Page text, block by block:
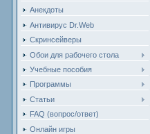
Анекдоты
Антивирус Dr.Web
Скринсейверы
Обои для рабочего стола
Учебные пособия
Программы
Статьи
FAQ (вопрос/ответ)
Онлайн игры